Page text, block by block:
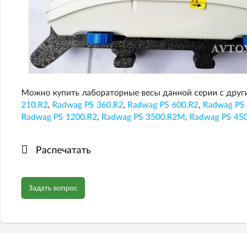
Можно купить лабораторные весы данной серии с
210.R2, Radwag PS 360.R2, Radwag PS 600.R2, Radwag
Radwag PS 1200.R2, Radwag PS 3500.R2M, Radwag PS
Распечатать
Задать вопрос